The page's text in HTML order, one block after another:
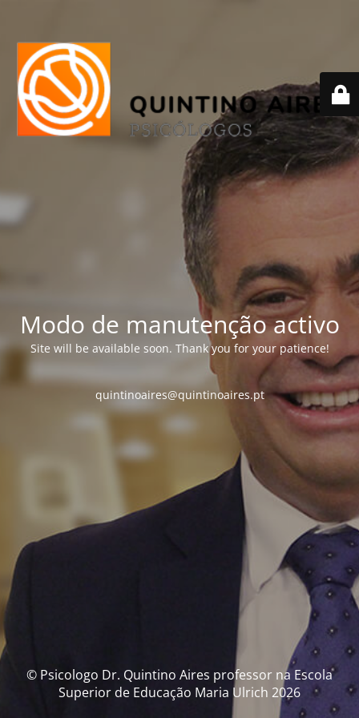
Modo de manutenção activo
Site will be available soon. Thank you for your patience!
quintinoaires@quintinoaires.pt
© Psicologo Dr. Quintino Aires professor na Escola
Superior de Educação Maria Ulrich 2026